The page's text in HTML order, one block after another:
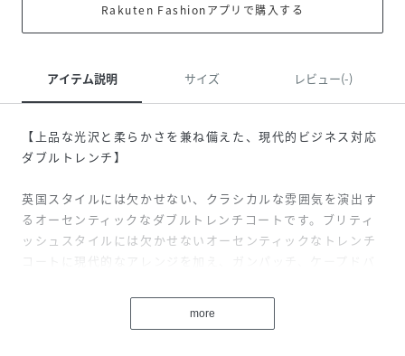
Rakuten Fashionアプリで購入する
アイテム説明 サイズ レビュー(-)
【上品な光沢と柔らかさを兼ね備えた、現代的ビジネス対応
ダブルトレンチ】
英国スタイルには欠かせない、クラシカルな雰囲気を演出す
るオーセンティックなダブルトレンチコートです。ブリティ
ッシュスタイルには欠かせないオーセンティックなトレンチ
コートに現代的なアレンジを加え、ガンパッチ、ケープドバ
スシーンに対応出来るよう、襟周りや肩まわりをすっきりと
したデザインに仕上げています。取り外し可能なライナー付
more